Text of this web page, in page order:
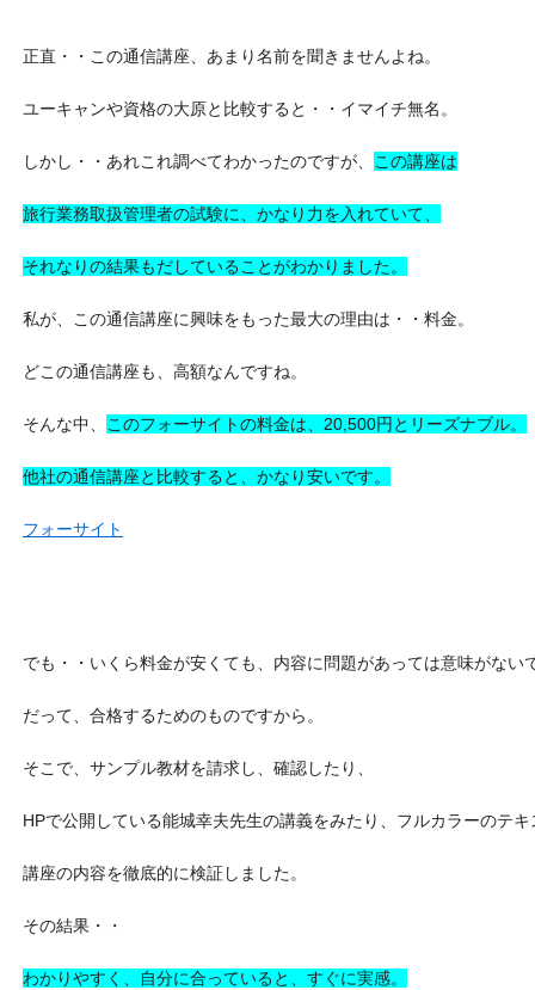
正直・・この通信講座、あまり名前を聞きませんよね。
ユーキャンや資格の大原と比較すると・・イマイチ無名。
しかし・・あれこれ調べてわかったのですが、 この講座は
旅行業務取扱管理者の試験に、かなり力を入れていて、
それなりの結果もだしていることがわかりました。
私が、この通信講座に興味をもった最大の理由は・・料金。
どこの通信講座も、高額なんですね。
そんな中、 このフォーサイトの料金は、20,500円とリーズナブル。
他社の通信講座と比較すると、かなり安いです。
フォーサイト
でも・・いくら料金が安くても、内容に問題があっては意味がない
だって、合格するためのものですから。
そこで、サンプル教材を請求し、確認したり、
HPで公開している能城幸夫先生の講義をみたり、フルカラーのテ
講座の内容を徹底的に検証しました。
その結果・・
わかりやすく、自分に合っていると、すぐに実感。